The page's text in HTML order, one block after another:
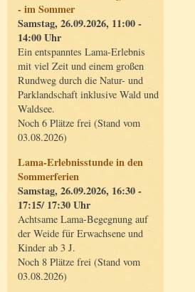
- im Sommer
Samstag, 26.09.2026, 11:00 -
14:00 Uhr
Ein entspanntes Lama-Erlebnis
mit viel Zeit und einem großen
Rundweg durch die Natur- und
Parklandschaft inklusive Wald und
Waldsee.
Noch 6 Plätze frei (Stand vom
03.08.2026)
Lama-Erlebnisstunde in den
Sommerferien
Samstag, 26.09.2026, 16:30 -
17:15/ 17:30 Uhr
Achtsame Lama-Begegnung auf
der Weide für Erwachsene und
Kinder ab 3 J.
Noch 8 Plätze frei (Stand vom
03.08.2026)